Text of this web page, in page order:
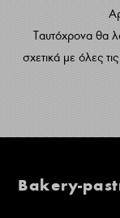
Ταυτόχρονα θα
σχετικά με όλες
Bakery-